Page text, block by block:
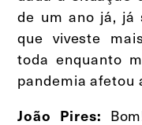
de um ano já, já
que viveste
toda enquanto
pandemia afetou
João Pires: